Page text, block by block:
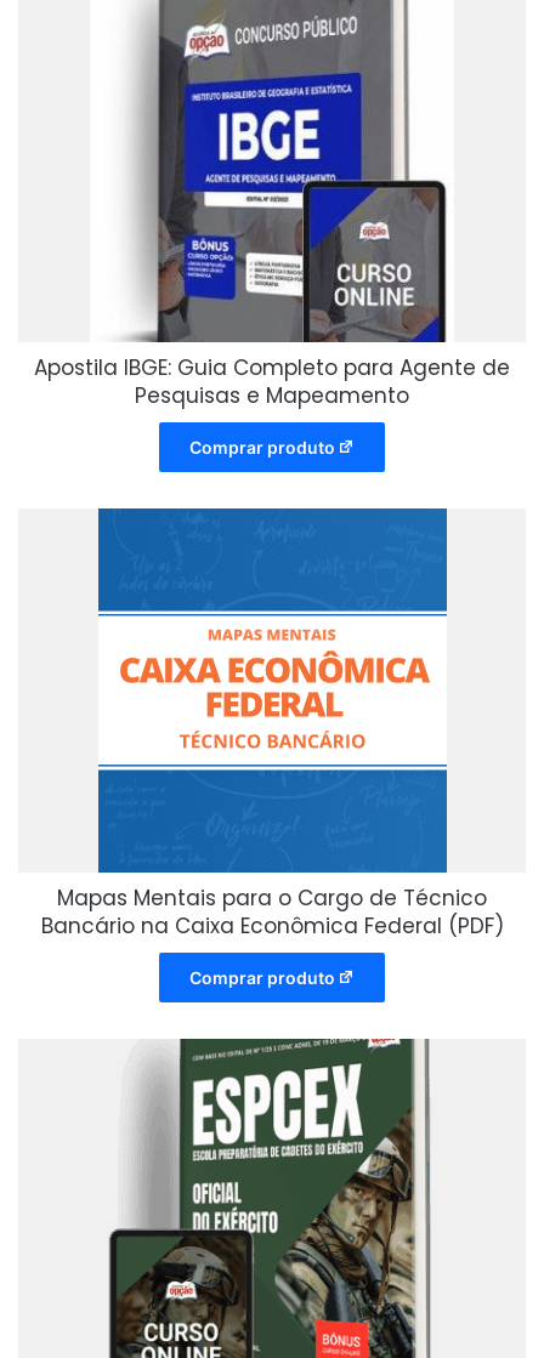
Apostila IBGE: Guia Completo para Agente de
Pesquisas e Mapeamento
Comprar produto
Mapas Mentais para o Cargo de Técnico
Bancário na Caixa Econômica Federal (PDF)
Comprar produto